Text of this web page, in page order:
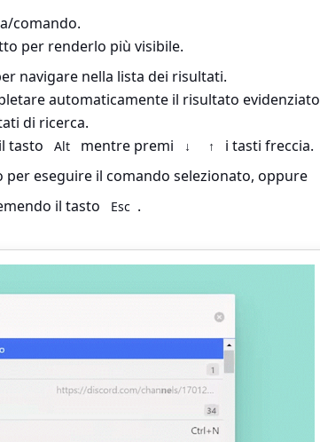
comando.
per renderlo più visibile.
navigare nella lista dei risultati.
automaticamente il risultato evidenziato
di ricerca.
tasto
Alt mentre premi ↓ ↑
i tasti freccia.
per eseguire il comando selezionato, oppure
il tasto
Esc .